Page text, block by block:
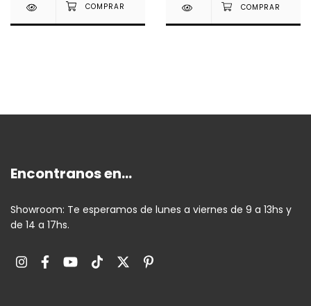
Encontranos en...
Showroom: Te esperamos de lunes a viernes de 9 a 13hs y
de 14 a 17hs.